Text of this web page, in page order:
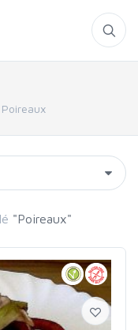
"Poireaux"